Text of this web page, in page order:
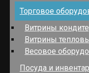
Торговое
Витрины
Витрины
Весовое
Посуда и